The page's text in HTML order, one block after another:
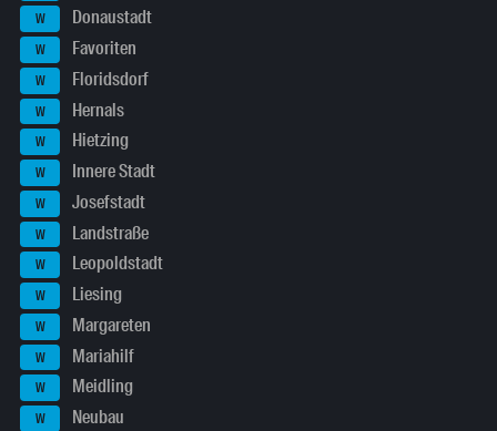
W Donaustadt
W Favoriten
W Floridsdorf
W Hernals
W Hietzing
W Innere Stadt
W Josefstadt
W Landstraße
W Leopoldstadt
W Liesing
W Margareten
W Mariahilf
W Meidling
W Neubau